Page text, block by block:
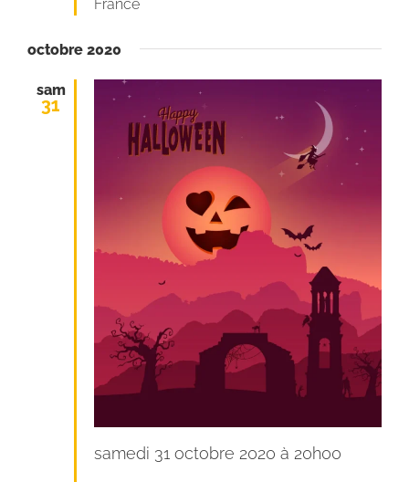
France
octobre 2020
sam
31
samedi 31 octobre 2020 à 20h00